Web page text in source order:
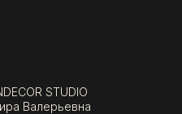
STUDIO
Валерьевна